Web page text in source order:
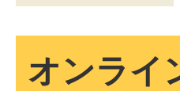
オンライ